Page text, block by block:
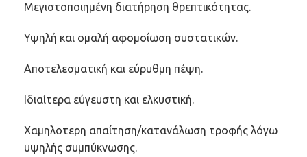
Μεγιστοποιημένη διατήρηση θρεπτικότητας.
Υψηλή και ομαλή αφομοίωση συστατικών.
Αποτελεσματική και εύρυθμη πέψη.
Ιδιαίτερα εύγευστη και ελκυστική.
Χαμηλοτερη απαίτηση/κατανάλωση τροφής λόγω
υψηλής συμπύκνωσης.